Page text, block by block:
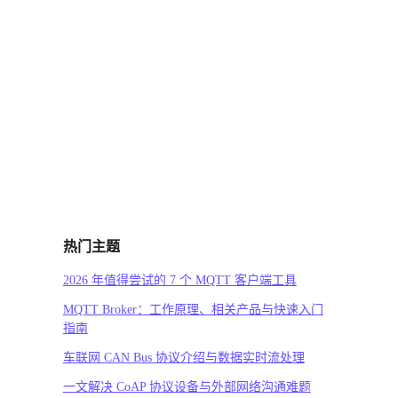
热门主题
2026 年值得尝试的 7 个 MQTT 客户端工具
MQTT Broker：工作原理、相关产品与快速入门
指南
车联网 CAN Bus 协议介绍与数据实时流处理
一文解决 CoAP 协议设备与外部网络沟通难题